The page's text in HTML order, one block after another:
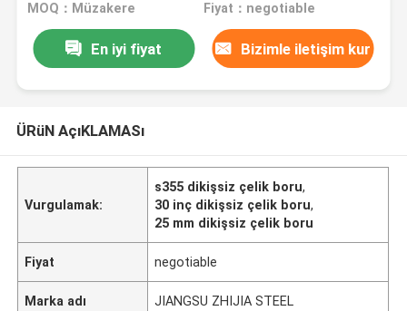
MOQ：Müzakere Fiyat：negotiable
En iyi fiyat Bizimle iletişim kur
ÜRüN AçıKLAMASı
Vurgulamak:
s355 dikişsiz çelik boru,
30 inç dikişsiz çelik boru,
25 mm dikişsiz çelik boru
Fiyat negotiable
Marka adı JIANGSU ZHIJIA STEEL